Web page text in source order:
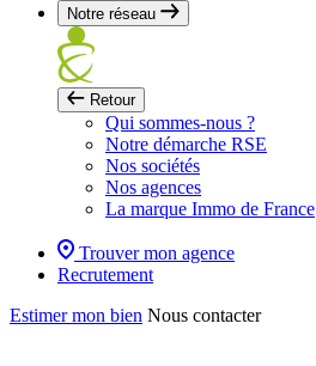
Notre réseau
Retour
Qui sommes-nous ?
Notre démarche RSE
Nos sociétés
Nos agences
La marque Immo de France
Trouver mon agence
Recrutement
Estimer mon bien Nous contacter